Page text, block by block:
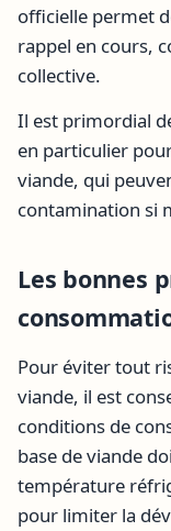
officielle permet
rappel en cours,
collective.
Il est primordial
en particulier
viande, qui
contamination si
Les bonnes
Pour éviter tout
viande, il est
conditions de
base de viande
température
pour limiter la